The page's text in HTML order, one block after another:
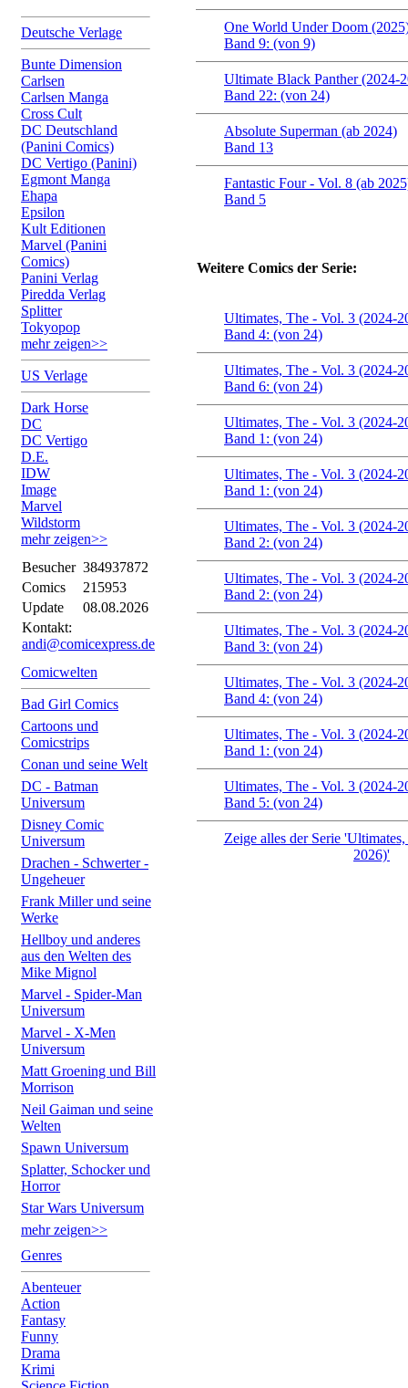
Deutsche Verlage
Bunte Dimension
Carlsen
Carlsen Manga
Cross Cult
DC Deutschland
(Panini Comics)
DC Vertigo (Panini)
Egmont Manga
Ehapa
Epsilon
Kult Editionen
Marvel (Panini
Comics)
Panini Verlag
Piredda Verlag
Splitter
Tokyopop
mehr zeigen>>
US Verlage
Dark Horse
DC
DC Vertigo
D.E.
IDW
Image
Marvel
Wildstorm
mehr zeigen>>
Besucher 384937872
Comics
215953
Update
08.08.2026
Kontakt:
andi@comicexpress.de
Comicwelten
Bad Girl Comics
Cartoons und
Comicstrips
Conan und seine Welt
DC - Batman
Universum
Disney Comic
Universum
Drachen - Schwerter -
Ungeheuer
Frank Miller und seine
Werke
Hellboy und anderes
aus den Welten des
Mike Mignol
Marvel - Spider-Man
Universum
Marvel - X-Men
Universum
Matt Groening und Bill
Morrison
Neil Gaiman und seine
Welten
Spawn Universum
Splatter, Schocker und
Horror
Star Wars Universum
mehr zeigen>>
Genres
Abenteuer
Action
Fantasy
Funny
Drama
Krimi
One World Under Doom
Band 9: (von 9)
Ultimate Black Panther (2024-
Band 22: (von 24)
Absolute Superman (ab 2024)
Band 13
Fantastic Four - Vol. 8 (ab
Band 5
Weitere Comics der Serie:
Ultimates, The - Vol. 3 (2024-
Band 4: (von 24)
Ultimates, The - Vol. 3 (2024-
Band 6: (von 24)
Ultimates, The - Vol. 3 (2024-
Band 1: (von 24)
Ultimates, The - Vol. 3 (2024-
Band 1: (von 24)
Ultimates, The - Vol. 3 (2024-
Band 2: (von 24)
Ultimates, The - Vol. 3 (2024-
Band 2: (von 24)
Ultimates, The - Vol. 3 (2024-
Band 3: (von 24)
Ultimates, The - Vol. 3 (2024-
Band 4: (von 24)
Ultimates, The - Vol. 3 (2024-
Band 1: (von 24)
Ultimates, The - Vol. 3 (2024-
Band 5: (von 24)
Zeige alles der Serie
2026)'